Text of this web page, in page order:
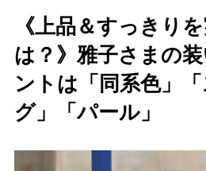
《上品＆すっきり
は？》雅子さまの
ントは「同系色」
グ」「パール」